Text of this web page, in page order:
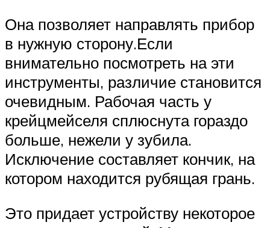
Она позволяет направлять прибор
в нужную сторону.Если
внимательно посмотреть на эти
инструменты, различие становится
очевидным. Рабочая часть у
крейцмейселя сплюснута гораздо
больше, нежели у зубила.
Исключение составляет кончик, на
котором находится рубящая грань.
Это придает устройству некоторое